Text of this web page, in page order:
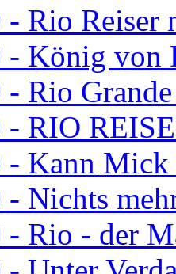
- Rio
- König von
- Rio
- RIO
- Kann Mick
- Nichts
- Rio - der